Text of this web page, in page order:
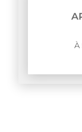
À